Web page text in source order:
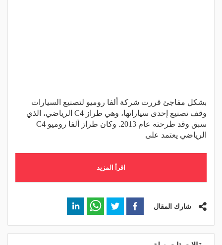
بشكل مفاجئ قررت شركة ألفا روميو لتصنيع السيارات
وقف تصنيع إحدى سياراتها، وهي طراز C4 الرياضي، الذي
سبق وقد طرحته عام 2013. وكان طراز ألفا روميو C4
الرياضي يعتمد على
اقرأ المزيد
شارك المقال